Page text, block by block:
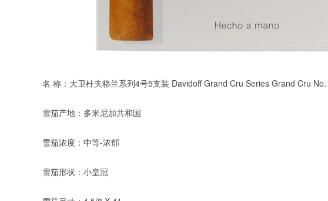
名 称：大卫杜夫格兰系列4号5支装 Davidoff Grand Cru Series Grand Cru
雪茄产地：多米尼加共和国
雪茄浓度：中等-浓郁
雪茄形状：小皇冠